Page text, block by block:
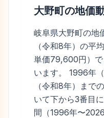
大野町の地価
岐阜県大野町の地
（令和8年）の平
単価79,600円）
います。 1996年
（令和8年）まで
いて下から3番目
間（1996年〜